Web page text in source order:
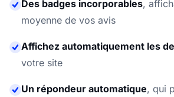
Des badges incorporables,
moyenne de vos avis
Affichez automatiquement les
votre site
Un répondeur automatique, qui